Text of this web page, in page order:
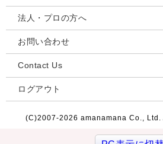
法人・プロの方へ
お問い合わせ
Contact Us
ログアウト
(C)2007-2026 amanamana Co.,